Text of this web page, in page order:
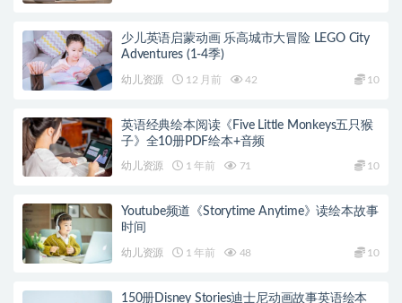
少儿英语启蒙动画 乐高城市大冒险 LEGO City
Adventures (1-4季)
幼儿资源 12 月前 42 10
英语经典绘本阅读《Five Little Monkeys五只猴
子》全10册PDF绘本+音频
幼儿资源 1 年前 71 10
Youtube频道《Storytime Anytime》读绘本故事
时间
幼儿资源 1 年前 48 10
150册Disney Stories迪士尼动画故事英语绘本